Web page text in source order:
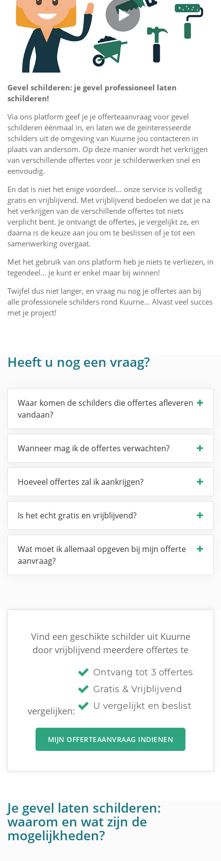
Gevel schilderen: je gevel professioneel laten
schilderen!
Via ons platform geef je je offerteaanvraag voor gevel
schilderen éénmaal in, en laten we de geïnteresseerde
schilders uit de omgeving van Kuurne jou contacteren in
plaats van andersom. Op deze manier wordt het verkrijgen
van verschillende offertes voor je schilderwerken snel en
eenvoudig.
En dat is niet het enige voordeel... onze service is volledig
gratis en vrijblijvend. Met vrijblijvend bedoelen we dat je na
het verkrijgen van de verschillende offertes tot niets
verplicht bent. Je ontvangt de offertes, je vergelijkt ze, en
daarna is de keuze aan jou om te beslissen of je tot een
samenwerking overgaat.
Met het gebruik van ons platform heb je niets te verliezen, in
tegendeel... je kunt er enkel maar bij winnen!
Twijfel dus niet langer, en vraag nu nog je offertes aan bij
alle professionele schilders rond Kuurne... Alvast veel succes
met je project!
Heeft u nog een vraag?
Waar komen de schilders die offertes afleveren
vandaan?
Wanneer mag ik de offertes verwachten?
Hoeveel offertes zal ik aankrijgen?
Is het echt gratis en vrijblijvend?
Wat moet ik allemaal opgeven bij mijn offerte
aanvraag?
Vind een geschikte schilder uit Kuurne
door vrijblijvend meerdere offertes te
vergelijken:
Ontvang tot 3 offertes
Gratis & Vrijblijvend
U vergelijkt en beslist
MIJN OFFERTEAANVRAAG INDIENEN
Je gevel laten schilderen:
waarom en wat zijn de
mogelijkheden?